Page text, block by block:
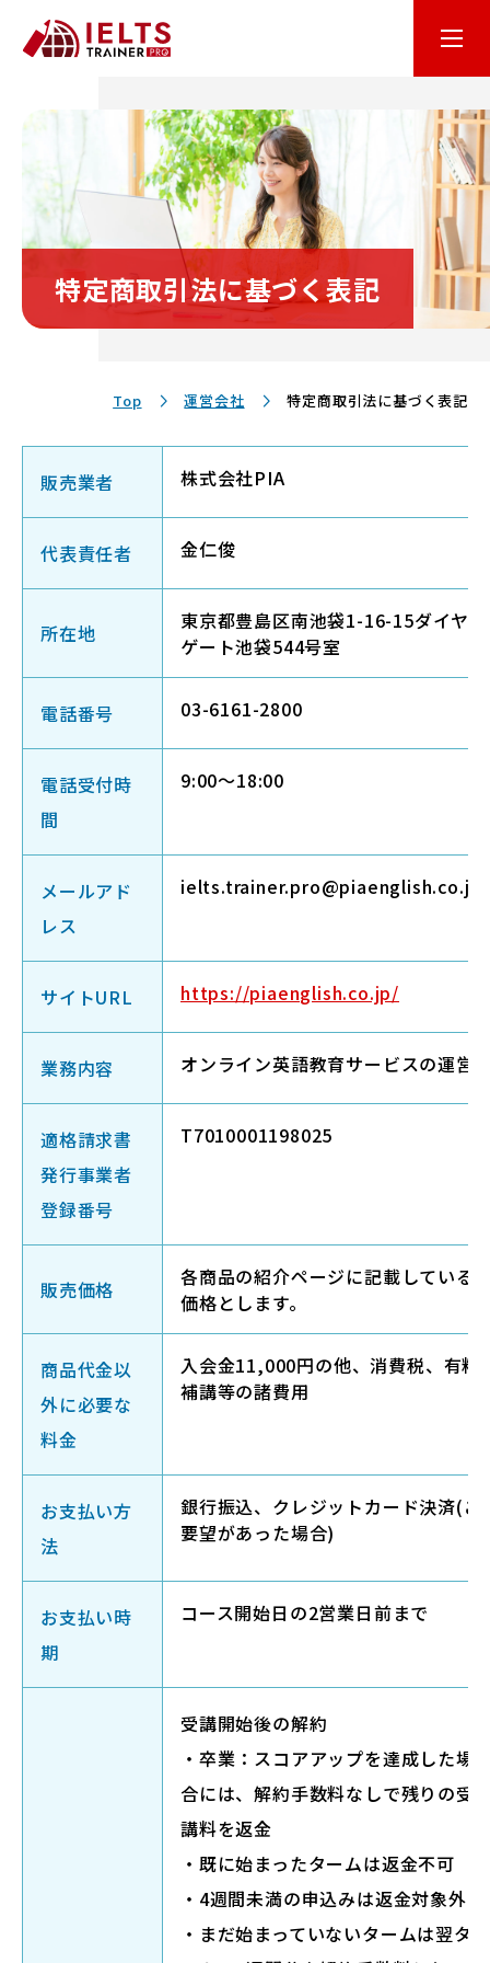
はじめての方へ
オンライン学習
コース・料金
講師・テキスト
保護者の方へ
法人・教育機関の方へ
ブログ
特定商取引法に基づく表記
Top 運営会社 特定商取引法に基づく表記
販売業者 株式会社PIA
代表責任者 金仁俊
所在地
東京都豊島区南池袋1-16-15ダイヤ
ゲート池袋544号室
電話番号 03-6161-2800
電話受付時
間
9:00～18:00
メールアド
レス
ielts.trainer.pro@piaenglish.co.jp
サイトURL https://piaenglish.co.jp/
業務内容 オンライン英語教育サービスの運営
適格請求書
発行事業者
登録番号
T7010001198025
販売価格
各商品の紹介ページに記載している
価格とします。
商品代金以
外に必要な
料金
入会金11,000円の他、消費税、有料
補講等の諸費用
お支払い方
法
銀行振込、クレジットカード決済(ご
要望があった場合)
お支払い時
期
コース開始日の2営業日前まで
受講開始後の解約
・卒業：スコアアップを達成した場
合には、解約手数料なしで残りの受
講料を返金
・既に始まったタームは返⾦不可
・4週間未満の申込みは返⾦対象外
・まだ始まっていないタームは翌タ